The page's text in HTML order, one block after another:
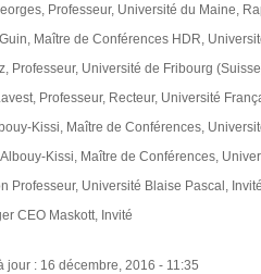
Professeur, Université du Maine,
Maître de Conférences HDR,
Professeur, Université de Fribourg
Professeur, Recteur, Université
Kissi, Maître de Conférences,
Kissi, Maître de Conférences,
Professeur, Université Blaise Pascal, Invité
CEO Maskott, Invité
jour : 16 décembre, 2016 - 11:35